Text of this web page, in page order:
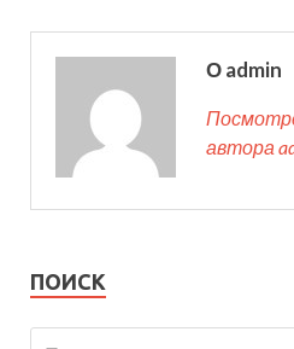
О admin
автора
ПОИСК